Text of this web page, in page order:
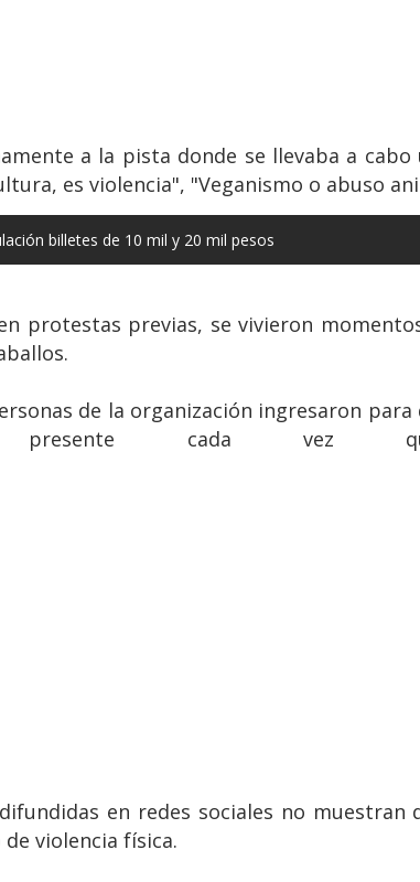
a la pista donde se llevaba a cabo
es violencia", "Veganismo o abuso
billetes de 10 mil y 20 mil pesos
protestas previas, se vivieron
de la organización ingresaron
cada vez
en redes sociales no muestran
violencia física.